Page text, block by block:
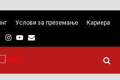
Услови за преземање Кариера
TwitterInstagram
Youtube
Email